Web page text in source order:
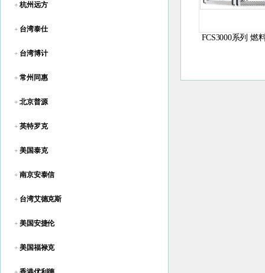
+ 杭州远方
+ 台湾泰仕
+ 台湾博计
+ 常州同惠
+ 北京普源
+ 英特罗克
+ 美国泰克
+ 南京安泰信
+ 台湾艾德克斯
+ 美国安捷伦
+ 美国福禄克
FCS3000系列 燃